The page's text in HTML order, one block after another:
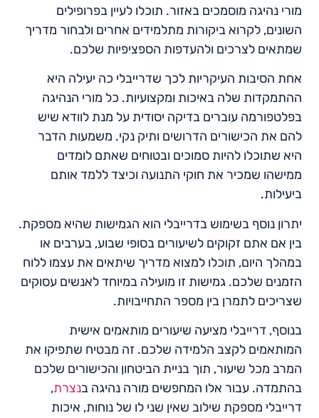
מורי נהיגה מוסמכים באזור. תוכלו לעיין בפרופילים
השונים, לקרוא ביקורות מתלמידים אחרים ולבחור מדריך
שמתאים לצרכים ולהעדפות הספציפיות שלכם.
אחת הסיבות העיקריות לכך שדרייבלי כה יעילה היא
ההתמקדות שלה באיכות ומקצועיות. כל מורי הנהיגה
בפלטפורמה עוברים בדיקה יסודית על מנת לוודא שיש
להם את הכישורים הדרושים ותיק נקי. משמעות הדבר
היא שתוכלו להיות סמוכים ובטוחים שאתם לומדים
ממישהו שמכיר את חוקי התנועה וכיצד ללמד אותם
ביעילות.
יתרון נוסף בשימוש בדרייבלי הוא הגמישות שהיא מספקת.
בין אם אתם זקוקים לשיעורים בסופי שבוע, בערבים או
במהלך היום, תוכלו למצוא מדריך שיתאים את עצמו ללוח
הזמנים שלכם. גמישות זו מועילה במיוחד לאנשים עסוקים
שצריכים לתמרן בין מספר התחייבויות.
בנוסף, דרייבלי מציעה שיעורים מותאמים אישית
המותאמים לקצב הלמידה שלכם. זה מבטיח שתפיקו את
המרב מכל שיעור, תוך בניית הביטחון והכישורים שלכם
בהתמדה. עבור אלו המחפשים מורה נהיגה בנצרת,
דרייבלי מספקת שילוב שאין שני לו של נוחות, איכות